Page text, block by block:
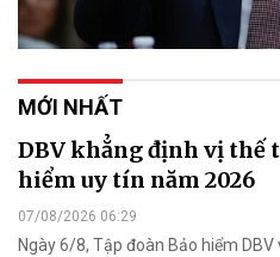
MỚI NHẤT
DBV khẳng định vị thế
hiểm uy tín năm 2026
07/08/2026 06:29
Ngày 6/8, Tập đoàn Bảo hiểm